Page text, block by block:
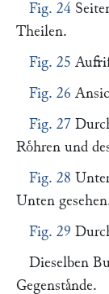
Fig. 24
Theilen.
Fig. 25
Fig. 26
Fig. 27
Roͤhren und
Fig. 28
Unten
Fig. 29
Dieselben
Gegenstaͤnde.